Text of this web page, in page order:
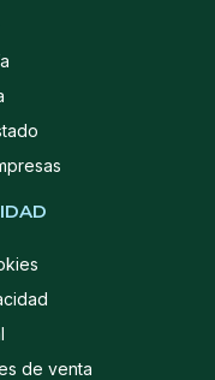
de venta